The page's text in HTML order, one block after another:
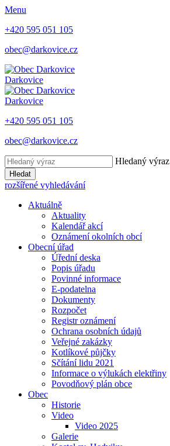
Menu
+420 595 051 105
obec@darkovice.cz
Darkovice
Darkovice
+420 595 051 105
obec@darkovice.cz
Hledaný výraz
Hledat
rozšířené vyhledávání
Aktuálně
Aktuality
Kalendář akcí
Oznámení okolních obcí
Obecní úřad
Úřední deska
Popis úřadu
Povinné informace
E-podatelna
Dokumenty
Rozpočet
Registr oznámení
Ochrana osobních údajů
Veřejné zakázky
Kotlíkové půjčky
Sčítání lidu 2021
Informace o výlukách elektřiny
Povodňový plán obce
Obec
Historie
Video
Video 2025
Galerie